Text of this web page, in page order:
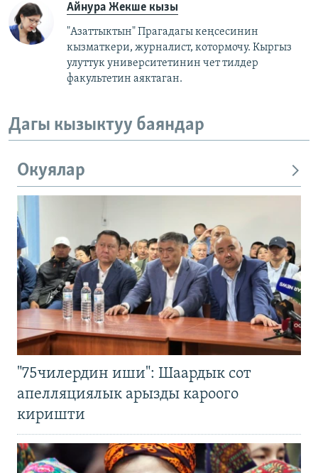
Айнура Жекше кызы
"Азаттыктын" Прагадагы кеңсесинин
кызматкери, журналист, котормочу. Кыргыз
улуттук университетинин чет тилдер
факультетин аяктаган.
Дагы кызыктуу баяндар
Окуялар
"75чилердин иши": Шаардык сот
апелляциялык арызды кароого
киришти